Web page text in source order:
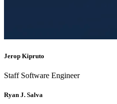
Jerop Kipruto
Staff Software Engineer
Ryan J. Salva